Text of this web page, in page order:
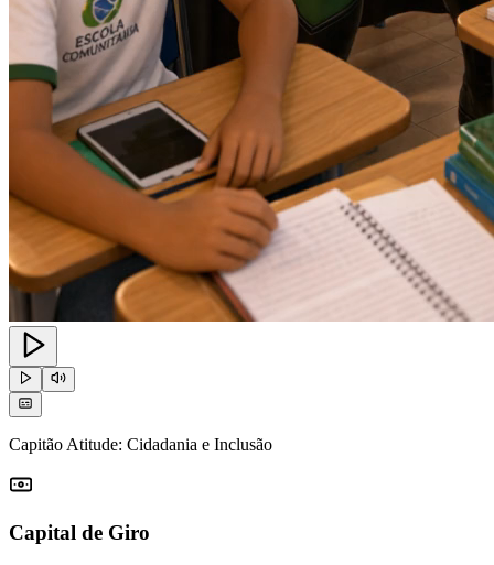
Capitão Atitude: Cidadania e Inclusão
Capital de Giro